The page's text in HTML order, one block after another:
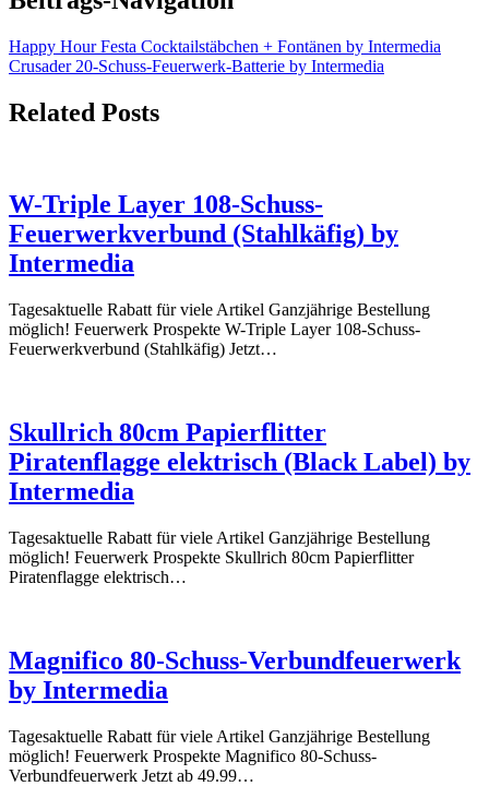
Happy Hour Festa Cocktailstäbchen + Fontänen by Intermedia
Crusader 20-Schuss-Feuerwerk-Batterie by Intermedia
Related Posts
W-Triple Layer 108-Schuss-
Feuerwerkverbund (Stahlkäfig) by
Intermedia
Tagesaktuelle Rabatt für viele Artikel Ganzjährige Bestellung
möglich! Feuerwerk Prospekte W-Triple Layer 108-Schuss-
Feuerwerkverbund (Stahlkäfig) Jetzt…
Skullrich 80cm Papierflitter
Piratenflagge elektrisch (Black Label) by
Intermedia
Tagesaktuelle Rabatt für viele Artikel Ganzjährige Bestellung
möglich! Feuerwerk Prospekte Skullrich 80cm Papierflitter
Piratenflagge elektrisch…
Magnifico 80-Schuss-Verbundfeuerwerk
by Intermedia
Tagesaktuelle Rabatt für viele Artikel Ganzjährige Bestellung
möglich! Feuerwerk Prospekte Magnifico 80-Schuss-
Verbundfeuerwerk Jetzt ab 49.99…